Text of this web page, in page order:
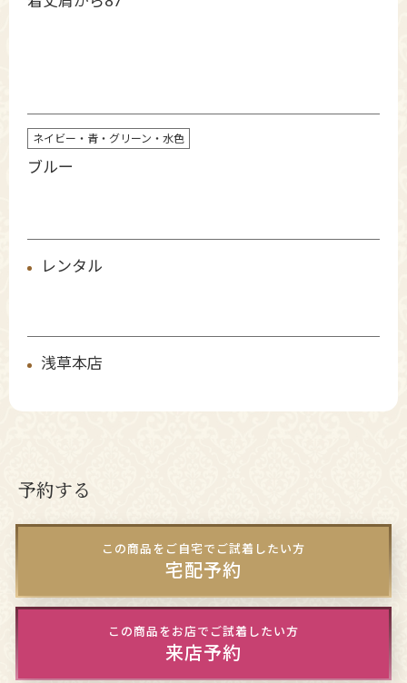
ネイビー・青・グリーン・水色
ブルー
レンタル
浅草本店
予約する
この商品をご自宅でご試着したい方
宅配予約
この商品をお店でご試着したい方
来店予約